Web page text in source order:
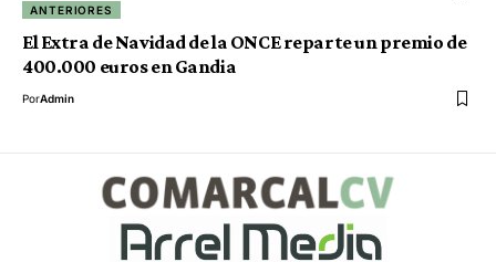
ANTERIORES
El Extra de Navidad de la ONCE reparte un premio de
400.000 euros en Gandia
PorAdmin